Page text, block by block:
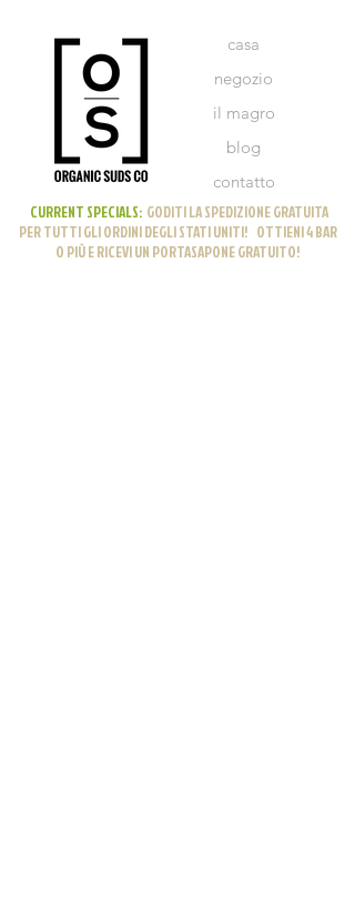
casa
negozio
il magro
blog
contatto
CURRENT SPECIALS: GODITI LA SPEDIZIONE GRATUITA
PER TUTTI GLI ORDINI DEGLI STATI UNITI! OTTIENI 4 BAR
O PIÙ E RICEVI UN PORTASAPONE GRATUITO!